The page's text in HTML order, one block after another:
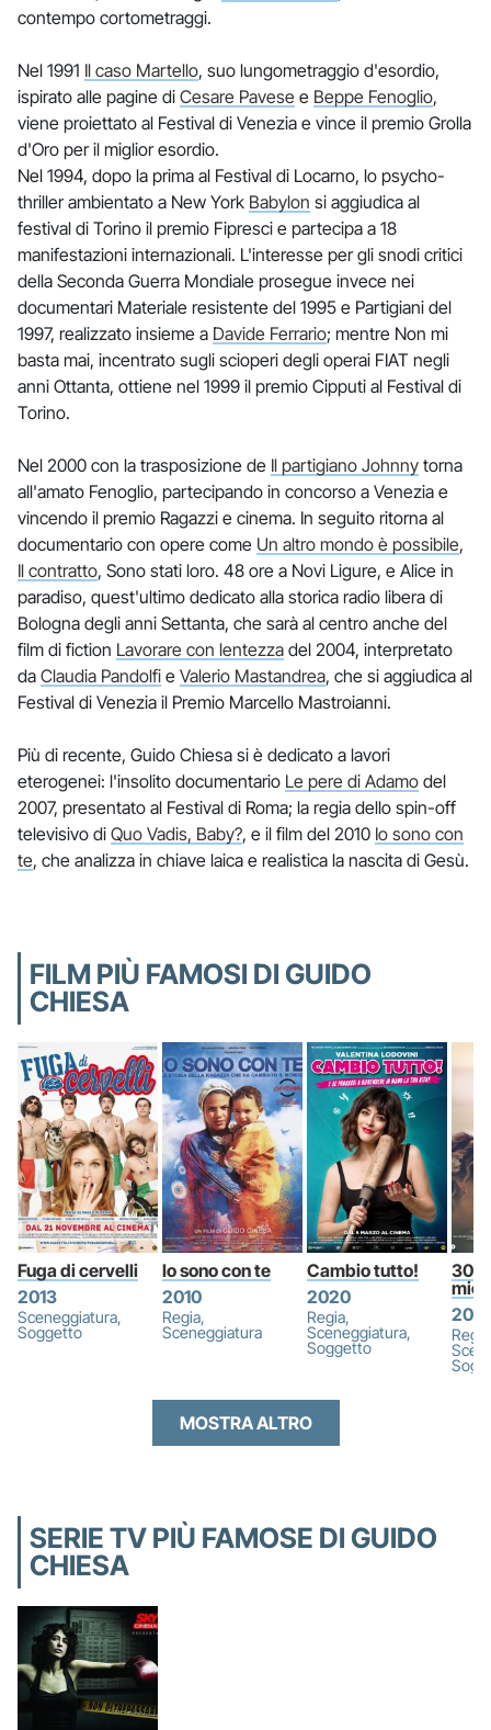
contempo cortometraggi.
Nel 1991 Il caso Martello, suo lungometraggio d'esordio,
ispirato alle pagine di Cesare Pavese e Beppe Fenoglio,
viene proiettato al Festival di Venezia e vince il premio Grolla
d'Oro per il miglior esordio.
Nel 1994, dopo la prima al Festival di Locarno, lo psycho-
thriller ambientato a New York Babylon si aggiudica al
festival di Torino il premio Fipresci e partecipa a 18
manifestazioni internazionali. L'interesse per gli snodi critici
della Seconda Guerra Mondiale prosegue invece nei
documentari Materiale resistente del 1995 e Partigiani del
1997, realizzato insieme a Davide Ferrario; mentre Non mi
basta mai, incentrato sugli scioperi degli operai FIAT negli
anni Ottanta, ottiene nel 1999 il premio Cipputi al Festival di
Torino.
Nel 2000 con la trasposizione de Il partigiano Johnny torna
all'amato Fenoglio, partecipando in concorso a Venezia e
vincendo il premio Ragazzi e cinema. In seguito ritorna al
documentario con opere come Un altro mondo è possibile,
Il contratto, Sono stati loro. 48 ore a Novi Ligure, e Alice in
paradiso, quest'ultimo dedicato alla storica radio libera di
Bologna degli anni Settanta, che sarà al centro anche del
film di fiction Lavorare con lentezza del 2004, interpretato
da Claudia Pandolfi e Valerio Mastandrea, che si aggiudica al
Festival di Venezia il Premio Marcello Mastroianni.
Più di recente, Guido Chiesa si è dedicato a lavori
eterogenei: l'insolito documentario Le pere di Adamo del
2007, presentato al Festival di Roma; la regia dello spin-off
televisivo di Quo Vadis, Baby?, e il film del 2010 Io sono con
te, che analizza in chiave laica e realistica la nascita di Gesù.
FILM PIÙ FAMOSI DI GUIDO
CHIESA
Fuga di cervelli
2013
Sceneggiatura,
Soggetto
Io sono con te
2010
Regia,
Sceneggiatura
Cambio tutto!
2020
Regia,
Sceneggiatura,
Soggetto
30
mio
MOSTRA ALTRO
SERIE TV PIÙ FAMOSE DI GUIDO
CHIESA